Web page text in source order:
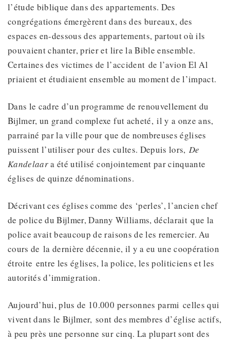
l’étude biblique dans des appartements. Des
congrégations émergèrent dans des bureaux, des
espaces en-dessous des appartements, partout où ils
pouvaient chanter, prier et lire la Bible ensemble.
Certaines des victimes de l’accident de l’avion El Al
priaient et étudiaient ensemble au moment de l’impact.
Dans le cadre d’un programme de renouvellement du
Bijlmer, un grand complexe fut acheté, il y a onze ans,
parrainé par la ville pour que de nombreuses églises
puissent l’utiliser pour des cultes. Depuis lors, De
Kandelaara été utilisé conjointement par cinquante
églises de quinze dénominations.
Décrivant ces églises comme des ‘perles’, l’ancien chef
de police du Bijlmer, Danny Williams, déclarait que la
police avait beaucoup de raisons de les remercier. Au
cours de la dernière décennie, il y a eu une coopération
étroite entre les églises, la police, les politiciens et les
autorités d’immigration.
Aujourd’hui, plus de 10.000 personnes parmi celles qui
vivent dans le Bijlmer, sont des membres d’église actifs,
à peu près une personne sur cinq. La plupart sont des